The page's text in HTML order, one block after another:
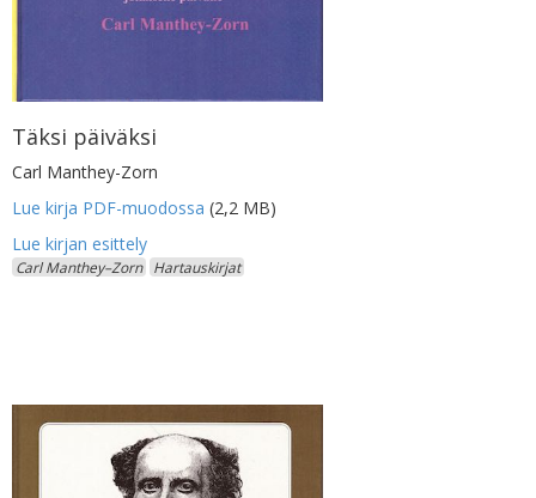
Täksi päiväksi
Carl Manthey-Zorn
Lue kirja PDF-muodossa (2,2 MB)
Carl Manthey–Zorn Hartauskirjat